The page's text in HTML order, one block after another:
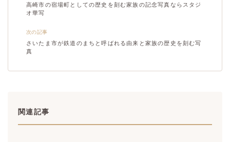
高崎市の宿場町としての歴史を刻む家族の記念写真ならスタジ
オ華写
次の記事
さいたま市が鉄道のまちと呼ばれる由来と家族の歴史を刻む写
真
関連記事